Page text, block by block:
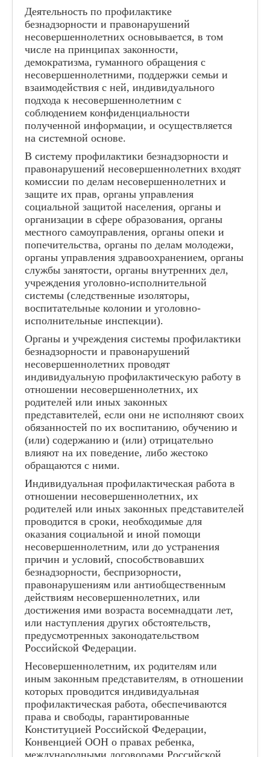
Деятельность по профилактике
безнадзорности и правонарушений
несовершеннолетних основывается, в том
числе на принципах законности,
демократизма, гуманного обращения с
несовершеннолетними, поддержки семьи и
взаимодействия с ней, индивидуального
подхода к несовершеннолетним с
соблюдением конфиденциальности
полученной информации, и осуществляется
на системной основе.
В систему профилактики безнадзорности и
правонарушений несовершеннолетних входят
комиссии по делам несовершеннолетних и
защите их прав, органы управления
социальной защитой населения, органы и
организации в сфере образования, органы
местного самоуправления, органы опеки и
попечительства, органы по делам молодежи,
органы управления здравоохранением, органы
службы занятости, органы внутренних дел,
учреждения уголовно-исполнительной
системы (следственные изоляторы,
воспитательные колонии и уголовно-
исполнительные инспекции).
Органы и учреждения системы профилактики
безнадзорности и правонарушений
несовершеннолетних проводят
индивидуальную профилактическую работу в
отношении несовершеннолетних, их
родителей или иных законных
представителей, если они не исполняют своих
обязанностей по их воспитанию, обучению и
(или) содержанию и (или) отрицательно
влияют на их поведение, либо жестоко
обращаются с ними.
Индивидуальная профилактическая работа в
отношении несовершеннолетних, их
родителей или иных законных представителей
проводится в сроки, необходимые для
оказания социальной и иной помощи
несовершеннолетним, или до устранения
причин и условий, способствовавших
безнадзорности, беспризорности,
правонарушениям или антиобщественным
действиям несовершеннолетних, или
достижения ими возраста восемнадцати лет,
или наступления других обстоятельств,
предусмотренных законодательством
Российской Федерации.
Несовершеннолетним, их родителям или
иным законным представителям, в отношении
которых проводится индивидуальная
профилактическая работа, обеспечиваются
права и свободы, гарантированные
Конституцией Российской Федерации,
Конвенцией ООН о правах ребенка,
международными договорами Российской